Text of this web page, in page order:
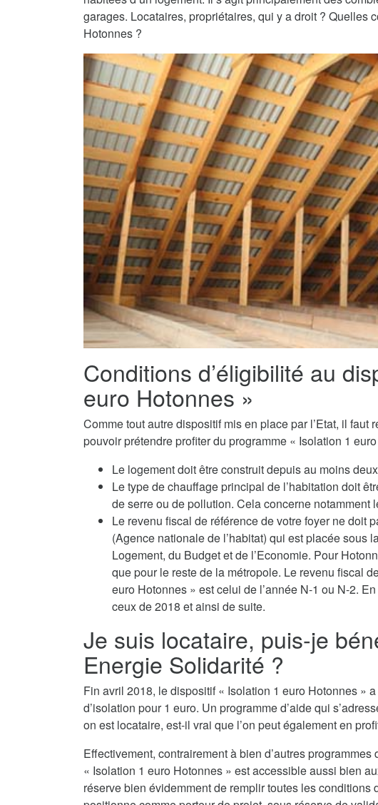
garages. Locataires, propriétaires, qui y a droit ? Quelles
Hotonnes ?
Conditions d’éligibilité au
euro Hotonnes »
Comme tout autre dispositif mis en place par l’Etat, il
pouvoir prétendre profiter du programme « Isolation 1
Le logement doit être construit depuis au moins
Le type de chauffage principal de l’habitation doit
de serre ou de pollution. Cela concerne notamment
Le revenu fiscal de référence de votre foyer ne doit
(Agence nationale de l’habitat) qui est placée sous
Logement, du Budget et de l’Economie. Pour
que pour le reste de la métropole. Le revenu fiscal
euro Hotonnes » est celui de l’année N-1 ou N-2.
ceux de 2018 et ainsi de suite.
Je suis locataire, puis-je
Energie Solidarité ?
Fin avril 2018, le dispositif « Isolation 1 euro Hotonnes »
d’isolation pour 1 euro. Un programme d’aide qui
on est locataire, est-il vrai que l’on peut également en
Effectivement, contrairement à bien d’autres
« Isolation 1 euro Hotonnes » est accessible aussi bien
réserve bien évidemment de remplir toutes les conditions